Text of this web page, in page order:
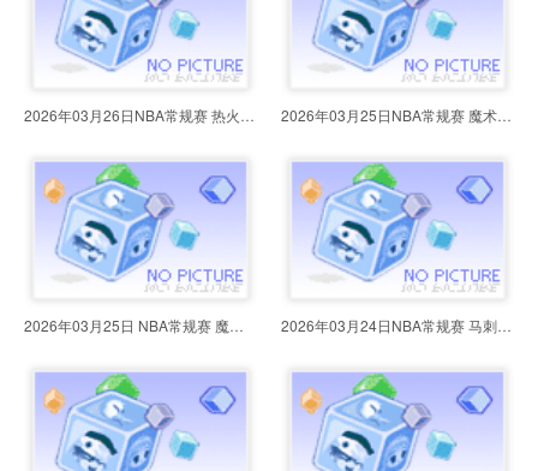
2026年03月26日NBA常规赛 热火vs骑 2026年03月25日NBA常规赛 魔术vs骑
2026年03月25日 NBA常规赛 魔术vs 2026年03月24日NBA常规赛 马刺vs热